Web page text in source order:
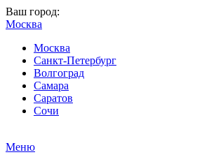
Ваш город:
Москва
Москва
Санкт-Петербург
Волгоград
Самара
Саратов
Сочи
Меню